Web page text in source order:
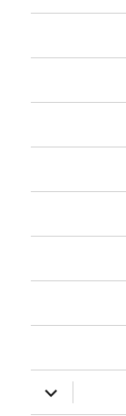
הצג
תפריט